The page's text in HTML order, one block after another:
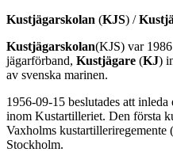
Kustjägarskolan (KJS) /
Kustjägarskolan(KJS) var
jägarförband, Kustjägare (KJ)
av svenska marinen.
1956-09-15 beslutades att
inom Kustartilleriet. Den första
Vaxholms
Stockholm.